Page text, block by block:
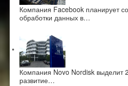
Компания Facebook планирует
обработки данных в…
Компания Novo Nordisk выделит
развитие…